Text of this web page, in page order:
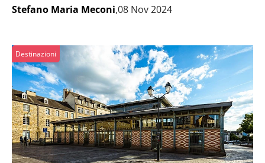
Stefano Maria Meconi,08 Nov 2024
Destinazioni